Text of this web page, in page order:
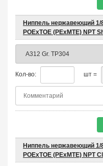
Ниппель нержавеющий 1/
POEхTOE (PEхMTE) NPT
Кол-во: шт =
Ниппель нержавеющий 1/
POEхTOE (PEхMTE) NPT